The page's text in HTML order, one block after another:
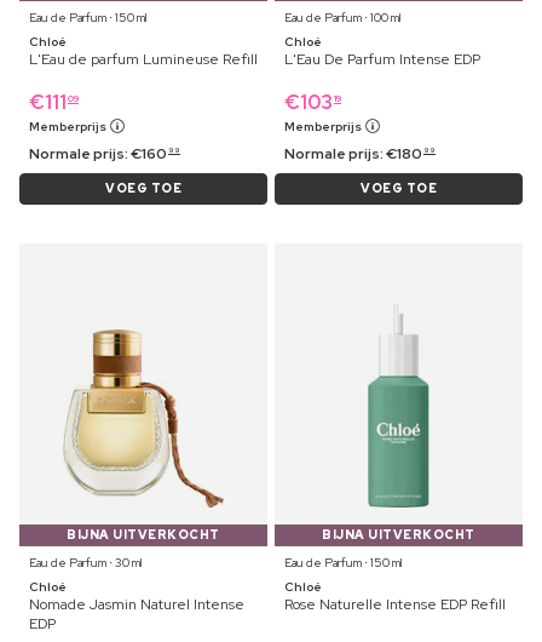
Eau de Parfum ⋅ 150 ml
Chloé
L'Eau de parfum Lumineuse Refill
€111 09
Memberprijs
Normale prijs:€160 99
VOEG TOE
Eau de Parfum ⋅ 100 ml
Chloé
L'Eau De Parfum Intense EDP
€103 19
Memberprijs
Normale prijs:€180 99
VOEG TOE
BIJNA UITVERKOCHT
Eau de Parfum ⋅ 30 ml
Chloé
Nomade Jasmin Naturel Intense
EDP
BIJNA UITVERKOCHT
Eau de Parfum ⋅ 150 ml
Chloé
Rose Naturelle Intense EDP Refill